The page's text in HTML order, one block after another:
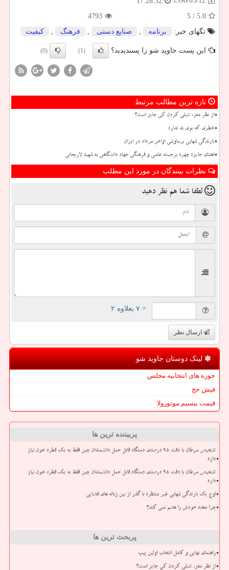
5.0
/ 5
4793
تگهای خبر:
برنامه , صنایع دستی , فرهنگ , كیفیت
این پست جاوید شو را پسندیدید؟ (1)
(0)
تازه ترین مطالب مرتبط
از نظر مغز، تنبلی کردن کی جایز است؟
خطری که بوی بد ندارد
بارندگی شهابی برساوشی اواخر مرداد در ایران
اهدای جایزه چهره برجسته علمی و فرهنگی جهاد دانشگاهی به شهید لاریجانی
نظرات بینندگان در مورد این مطلب
لطفا شما هم نظر دهید
= ۷ بعلاوه ۲
ارسال نظر
لینک دوستان جاوید شو
حوزه های انتخابیه مجلس
فیش حج
قیمت بیسیم موتورولا
پربیننده ترین ها
تشخیص سرطان با دقت ۹۵ درصدی دستگاه قابل حمل دانشمندان چین فقط به یک قطره خون نیاز
دارد
تشخیص سرطان با دقت ۹۵ درصدی دستگاه قابل حمل دانشمندان چین فقط به یک قطره خون نیاز
دارد
اوج یک بارندگی شهابی غیر منتظره با گذر از بین زباله های فضایی
چرا معده خودش را هضم نمی کند؟
پربحث ترین ها
راهنمای نهایی و کامل انتخاب اولین پیپ
از نظر مغز، تنبلی کردن کی جایز است؟